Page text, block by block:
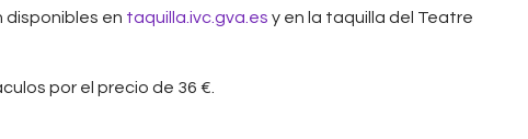
disponibles en taquilla.ivc.gva.es y en la taquilla del Teatre
por el precio de 36 €.